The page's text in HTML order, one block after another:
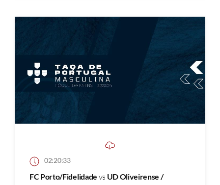
02:20:33
FC Porto/Fidelidade vs UD Oliveirense /